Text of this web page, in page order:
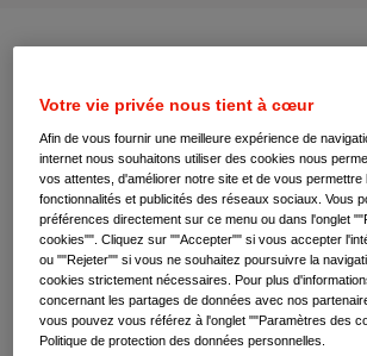
Janssen EMEA is
Children
Cycling for a great cause
Votre vie privée nous tient à cœur
Afin de vous fournir une meilleure expérience de
internet nous souhaitons utiliser des cookies nous
vos attentes, d'améliorer notre site et de vous permettre
fonctionnalités et publicités des réseaux sociaux. Vous
préférences directement sur ce menu ou dans l'onglet
cookies"". Cliquez sur ""Accepter"" si vous accepter
ou ""Rejeter"" si vous ne souhaitez poursuivre la
cookies strictement nécessaires. Pour plus
concernant les partages de données avec nos
vous pouvez vous référez à l'onglet ""Paramètres des
Politique de protection des données personnelles.